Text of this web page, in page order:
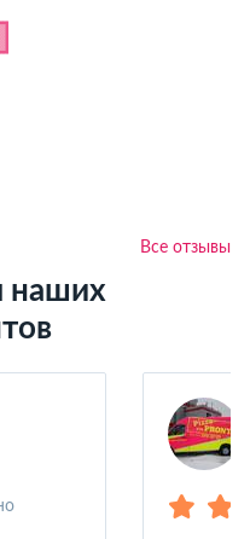
Все отзывы
наших